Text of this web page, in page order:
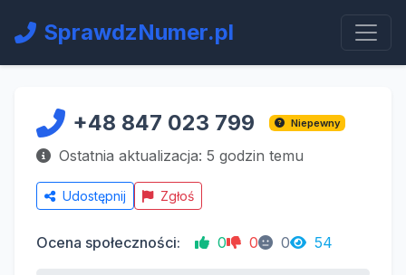
SprawdzNumer.pl
+48 847 023 799 Niepewny
Ostatnia aktualizacja: 5 godzin temu
Udostępnij Zgłoś
Ocena społeczności: 0 0 0 54